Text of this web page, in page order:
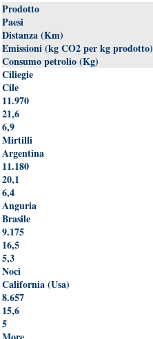
Prodotto
Paesi
Distanza (Km)
Emissioni (kg CO2 per kg prodotto)
Consumo petrolio (Kg)
Ciliegie
Cile
11.970
21,6
6,9
Mirtilli
Argentina
11.180
20,1
6,4
Anguria
Brasile
9.175
16,5
5,3
Noci
California (Usa)
8.657
15,6
5